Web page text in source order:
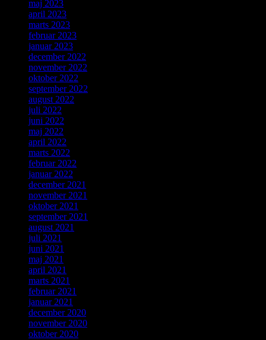
maj 2023
april 2023
marts 2023
februar 2023
januar 2023
december 2022
november 2022
oktober 2022
september 2022
august 2022
juli 2022
juni 2022
maj 2022
april 2022
marts 2022
februar 2022
januar 2022
december 2021
november 2021
oktober 2021
september 2021
august 2021
juli 2021
juni 2021
maj 2021
april 2021
marts 2021
februar 2021
januar 2021
december 2020
november 2020
oktober 2020